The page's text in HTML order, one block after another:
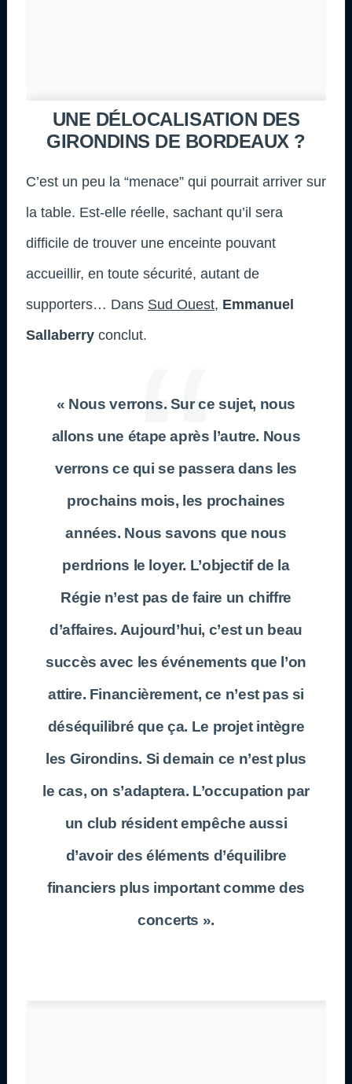
UNE DÉLOCALISATION DES
GIRONDINS DE BORDEAUX ?
C’est un peu la “menace” qui pourrait arriver sur
la table. Est-elle réelle, sachant qu’il sera
difficile de trouver une enceinte pouvant
accueillir, en toute sécurité, autant de
supporters… Dans Sud Ouest, Emmanuel
Sallaberry conclut.
« Nous verrons. Sur ce sujet, nous
allons une étape après l’autre. Nous
verrons ce qui se passera dans les
prochains mois, les prochaines
années. Nous savons que nous
perdrions le loyer. L’objectif de la
Régie n’est pas de faire un chiffre
d’affaires. Aujourd’hui, c’est un beau
succès avec les événements que l’on
attire. Financièrement, ce n’est pas si
déséquilibré que ça. Le projet intègre
les Girondins. Si demain ce n’est plus
le cas, on s’adaptera. L’occupation par
un club résident empêche aussi
d’avoir des éléments d’équilibre
financiers plus important comme des
concerts ».